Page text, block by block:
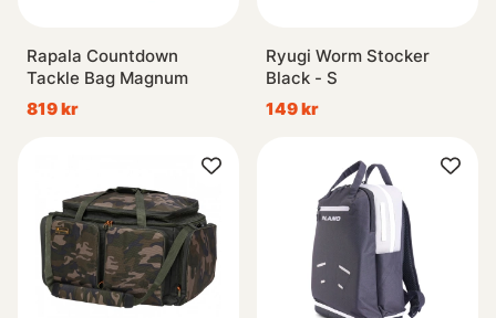
Rapala Countdown
Tackle Bag Magnum
819 kr
Ryugi Worm Stocker
Black - S
149 kr